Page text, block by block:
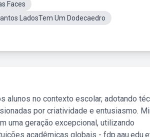
Faces
LadosTem Um Dodecaedro
alunos no contexto escolar, adotando
por criatividade e entusiasmo.
uma geração excepcional, utilizando
acadêmicas globais -